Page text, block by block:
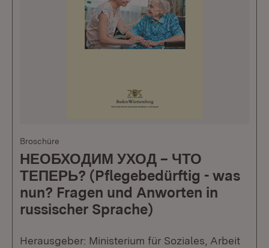
Broschüre
НЕОБХОДИМ УХОД – ЧТО
ТЕПЕРЬ? (Pflegebedürftig - was
nun? Fragen und Anworten in
russischer Sprache)
Herausgeber: Ministerium für Soziales, Arbeit